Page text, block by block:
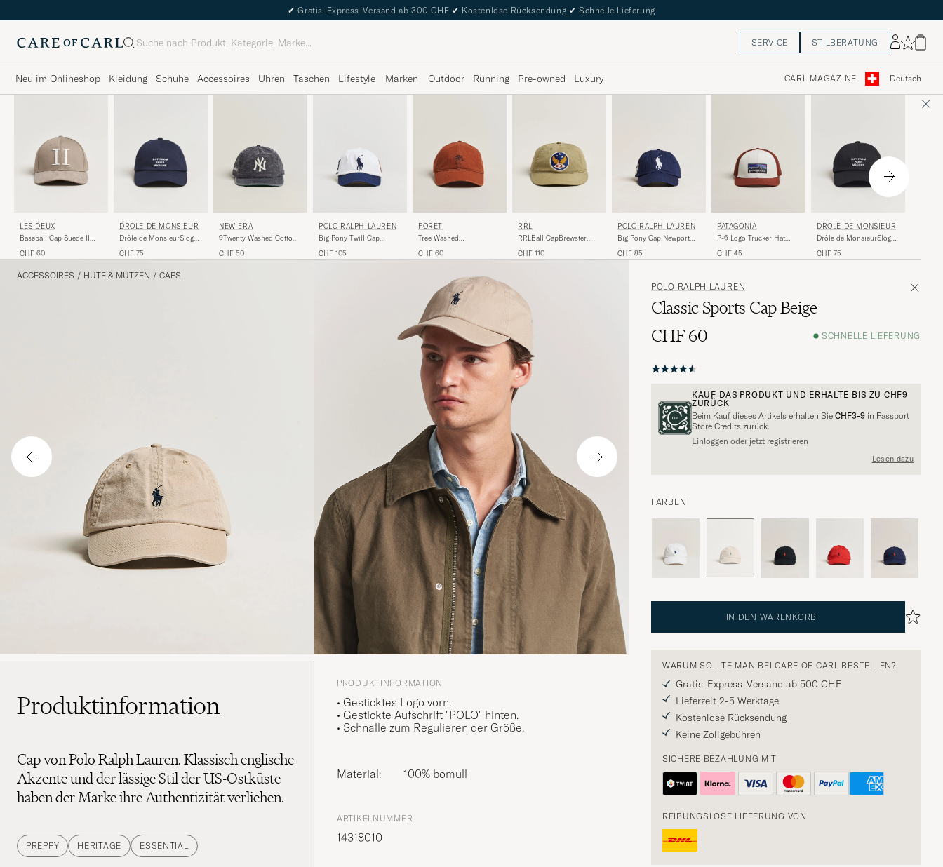
✔ Gratis-Express-Versand ab 300 CHF ✔ Kostenlose Rücksendung ✔ Schnelle Lieferung
Suche SERVICE STILBERATUNG
Neu im Onlineshop Kleidung Schuhe Accessoires Uhren Taschen Lifestyle Marken Outdoor Running Pre-owned Luxury CARL MAGAZINE Deutsch
LES DEUX
Baseball Cap Suede II
CHF 60
DRÔLE DE MONSIEUR
Drôle de MonsieurSlogan
CHF 75
NEW ERA
9Twenty Washed Cotton
Yankees
CHF 50
POLO RALPH LAUREN
Big Pony Twill Cap
CHF 105
FORÉT
Tree Washed
CHF 60
RRL
RRLBall CapBrewster
CHF 110
POLO RALPH LAUREN
Big Pony Cap Newport
CHF 85
PATAGONIA
P-6 Logo Trucker Hat
CHF 45
DRÔLE DE MONSIEUR
Drôle de MonsieurSlogan
CHF 75
ACCESSOIRES / HÜTE & MÜTZEN / CAPS
POLO RALPH LAUREN
Classic Sports Cap Beige
CHF 60
SCHNELLE LIEFERUNG
KAUF DAS PRODUKT UND ERHALTE BIS ZU CHF9
ZURÜCK
Beim Kauf dieses Artikels erhalten Sie CHF3-9 in Passport
Store Credits zurück.
Einloggen oder jetzt registrieren
Lesen dazu
FARBEN
IN DEN WARENKORB
WARUM SOLLTE MAN BEI CARE OF CARL BESTELLEN?
Gratis-Express-Versand ab 500 CHF
Lieferzeit 2-5 Werktage
Kostenlose Rücksendung
Keine Zollgebühren
SICHERE BEZAHLUNG MIT
REIBUNGSLOSE LIEFERUNG VON
Produktinformation
Cap von Polo Ralph Lauren. Klassisch englische
Akzente und der lässige Stil der US-Ostküste
haben der Marke ihre Authentizität verliehen.
PREPPY HERITAGE ESSENTIAL
PRODUKTINFORMATION
• Gesticktes Logo vorn.
• Gestickte Aufschrift "POLO" hinten.
• Schnalle zum Regulieren der Größe.
Material: 100% bomull
ARTIKELNUMMER
14318010